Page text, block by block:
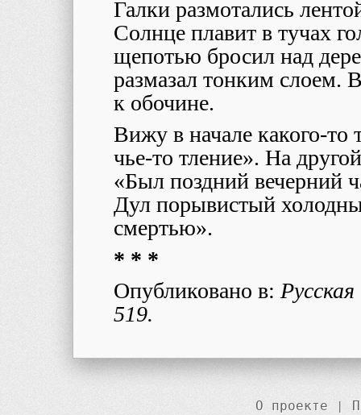
Галки размотались
Солнце плавит в тучах
щепотью бросил над
размазал тонким слоем.
к обочине.
Вижу в начале какого-то
чье-то тление». На
«Был поздний вечерний
Дул порывистый
смертью».
* * *
Опубликовано в:
519.
О проекте |